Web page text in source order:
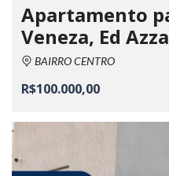
Apartamento
Veneza, Ed
BAIRRO CENTRO
R$100.000,00